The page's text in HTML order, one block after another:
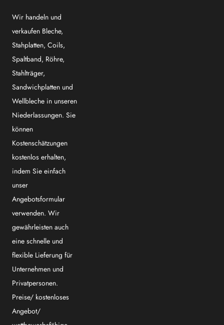
Wir handeln und
verkaufen Bleche,
Stahplatten, Coils,
Spaltband, Röhre,
Stahlträger,
Sandwichplatten und
Wellbleche in unseren
Niederlassungen. Sie
können
Kostenschätzungen
kostenlos erhalten,
indem Sie einfach
unser
Angebotsformular
verwenden. Wir
gewährleisten auch
eine schnelle und
flexible Lieferung für
Unternehmen und
Privatpersonen.
Preise/ kostenloses
Angebot/